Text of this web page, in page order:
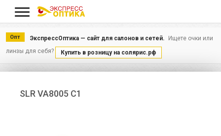
Опт ЭкспрессОптика — сайт для салонов и сетей.
Ищете очки или
линзы для себя?
Купить в розницу на солярис.рф
SLR VA8005 C1